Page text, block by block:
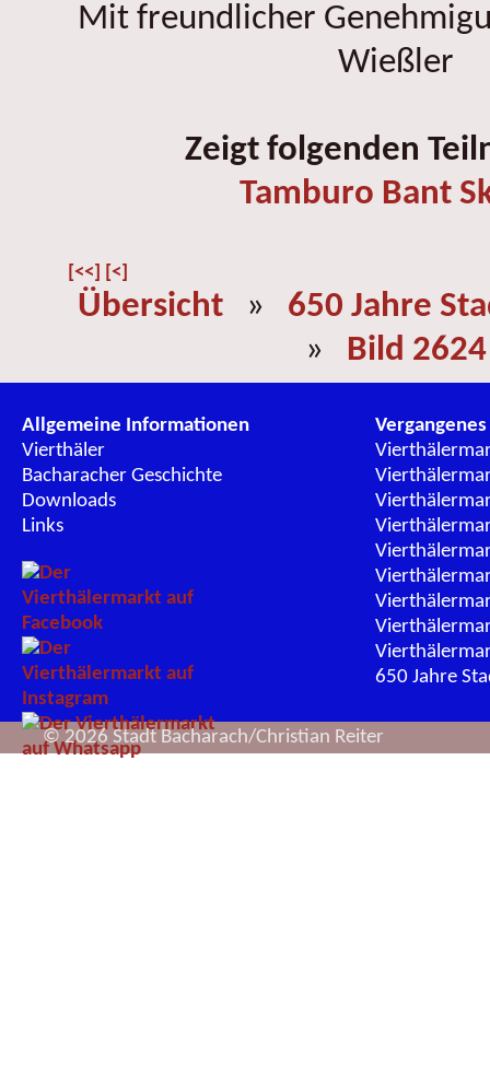
Mit freundlicher
Wießler
Zeigt folgenden
Tamburo Bant
[<<] [<]
Übersicht » 650 Jahre
» Bild 2624
Allgemeine Informationen
Vierthäler
Bacharacher Geschichte
Downloads
Links
Vergangenes
650 Jahre
© 2026 Stadt Bacharach/Christian Reiter